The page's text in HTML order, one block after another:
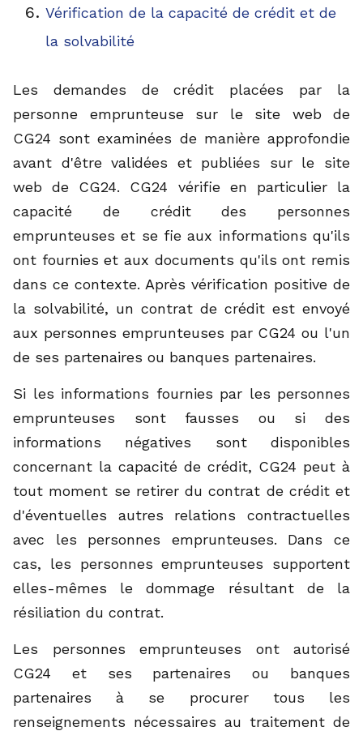
Vérification de la capacité de crédit et de
la solvabilité
Les demandes de crédit placées par la
personne emprunteuse sur le site web de
CG24 sont examinées de manière approfondie
avant d'être validées et publiées sur le site
web de CG24. CG24 vérifie en particulier la
capacité de crédit des personnes
emprunteuses et se fie aux informations qu'ils
ont fournies et aux documents qu'ils ont remis
dans ce contexte. Après vérification positive de
la solvabilité, un contrat de crédit est envoyé
aux personnes emprunteuses par CG24 ou l'un
de ses partenaires ou banques partenaires.
Si les informations fournies par les personnes
emprunteuses sont fausses ou si des
informations négatives sont disponibles
concernant la capacité de crédit, CG24 peut à
tout moment se retirer du contrat de crédit et
d'éventuelles autres relations contractuelles
avec les personnes emprunteuses. Dans ce
cas, les personnes emprunteuses supportent
elles-mêmes le dommage résultant de la
résiliation du contrat.
Les personnes emprunteuses ont autorisé
CG24 et ses partenaires ou banques
partenaires à se procurer tous les
renseignements nécessaires au traitement de